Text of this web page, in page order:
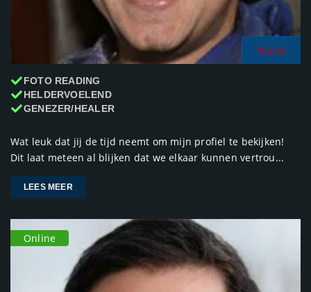
David
FOTO READING
HELDERVOELEND
GENEZER/HEALER
Wat leuk dat jij de tijd neemt om mijn profiel te bekijken!
Dit laat meteen al blijken dat we elkaar kunnen vertrou...
LEES MEER
Online